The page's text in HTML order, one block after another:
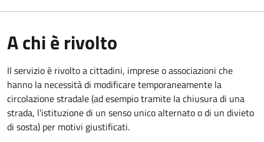
A chi è rivolto
Il servizio è rivolto a cittadini, imprese o associazioni che
hanno la necessità di modificare temporaneamente la
circolazione stradale (ad esempio tramite la chiusura di una
strada, l'istituzione di un senso unico alternato o di un divieto
di sosta) per motivi giustificati.